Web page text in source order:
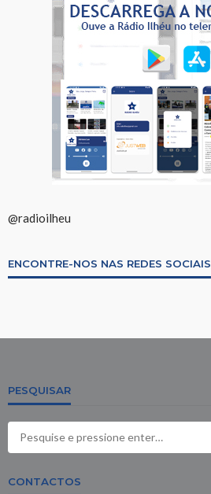
@radioilheu
ENCONTRE-NOS NAS REDES SOCIAIS
PESQUISAR
CONTACTOS